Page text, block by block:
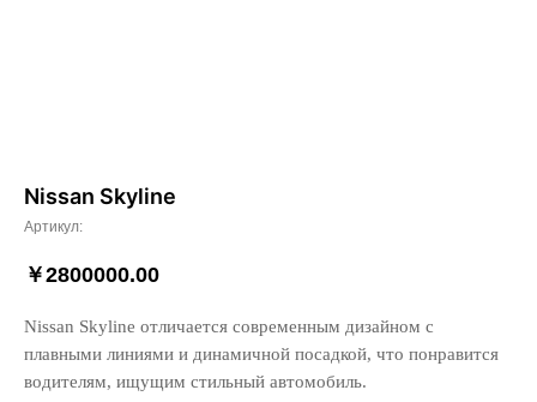
Nissan Skyline
Артикул:
￥2800000.00
Nissan Skyline отличается современным дизайном с
плавными линиями и динамичной посадкой, что понравится
водителям, ищущим стильный автомобиль.